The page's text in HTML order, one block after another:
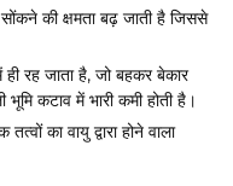
की क्षमता बढ़ जाती है जिससे
रह जाता है, जो बहकर बेकार
भूमि कटाव में भारी कमी होती है।
का वायु द्वारा होने वाला